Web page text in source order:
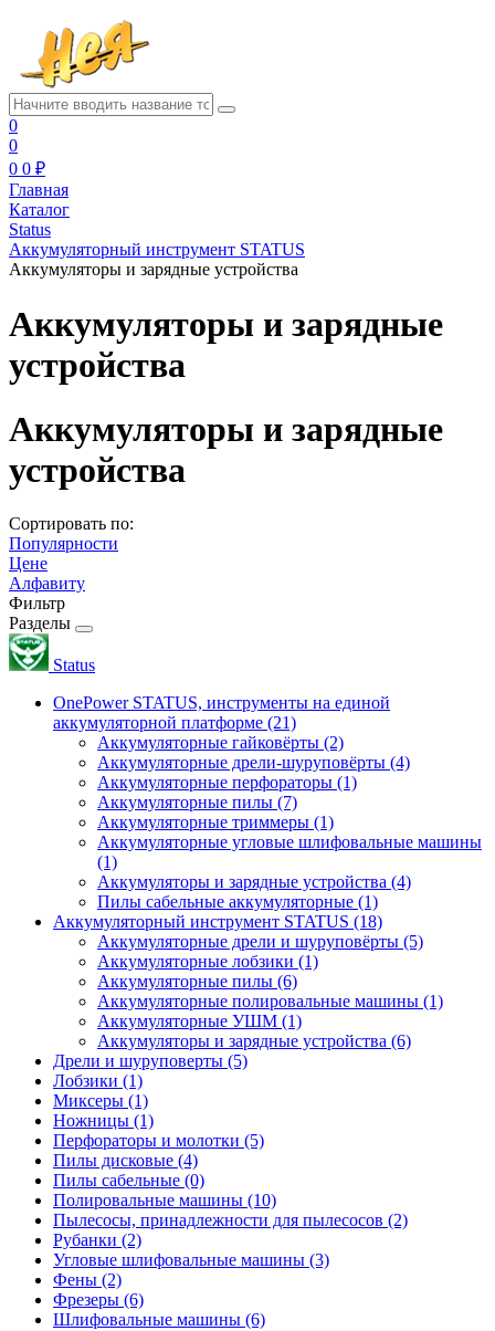
0
0
0 0 ₽
Главная
Каталог
Status
Аккумуляторный инструмент STATUS
Аккумуляторы и зарядные устройства
Аккумуляторы и зарядные
устройства
Аккумуляторы и зарядные
устройства
Сортировать по:
Популярности
Цене
Алфавиту
Фильтр
Разделы
Status
OnePower STATUS, инструменты на единой
аккумуляторной платформе (21)
Аккумуляторные гайковёрты (2)
Аккумуляторные дрели-шуруповёрты (4)
Аккумуляторные перфораторы (1)
Аккумуляторные пилы (7)
Аккумуляторные триммеры (1)
Аккумуляторные угловые шлифовальные машины
(1)
Аккумуляторы и зарядные устройства (4)
Пилы сабельные аккумуляторные (1)
Аккумуляторный инструмент STATUS (18)
Аккумуляторные дрели и шуруповёрты (5)
Аккумуляторные лобзики (1)
Аккумуляторные пилы (6)
Аккумуляторные полировальные машины (1)
Аккумуляторные УШМ (1)
Аккумуляторы и зарядные устройства (6)
Дрели и шуруповерты (5)
Лобзики (1)
Миксеры (1)
Ножницы (1)
Перфораторы и молотки (5)
Пилы дисковые (4)
Пилы сабельные (0)
Полировальные машины (10)
Пылесосы, принадлежности для пылесосов (2)
Рубанки (2)
Угловые шлифовальные машины (3)
Фены (2)
Фрезеры (6)
Шлифовальные машины (6)